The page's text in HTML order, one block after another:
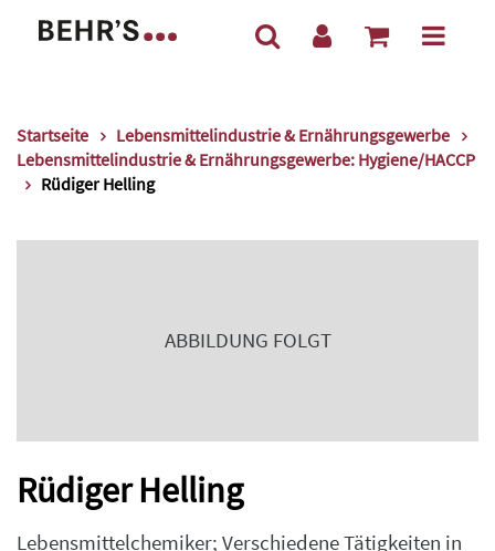
Startseite
Lebensmittelindustrie & Ernährungsgewerbe
Lebensmittelindustrie & Ernährungsgewerbe: Hygiene/HACCP
Rüdiger Helling
ABBILDUNG FOLGT
Rüdiger Helling
Lebensmittelchemiker; Verschiedene Tätigkeiten in